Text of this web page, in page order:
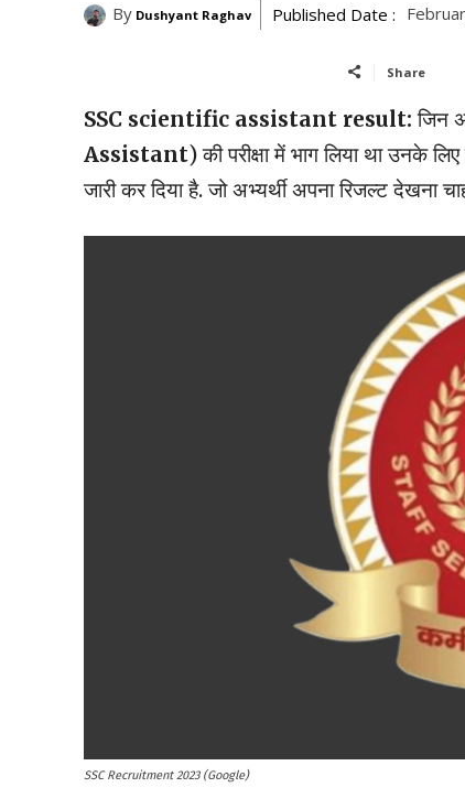
By Dushyant Raghav Published Date :
Share
SSC scientific assistant result: जिन
Assistant) की परीक्षा में भाग लिया था उनके
जारी कर दिया है. जो अभ्यर्थी अपना रिजल्ट देखना
SSC Recruitment 2023 (Google)